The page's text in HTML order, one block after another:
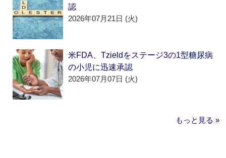
認
2026年07月21日 (火)
米FDA、Tzieldをステージ3の1型糖尿病
の小児に迅速承認
2026年07月07日 (火)
もっと見る »